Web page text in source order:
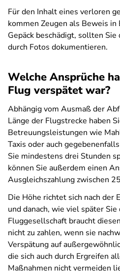
Für den Inhalt eines verloren
kommen Zeugen als Beweis
Gepäck beschädigt, sollten
durch Fotos dokumentieren.
Welche Ansprüche
Flug verspätet war?
Abhängig vom Ausmaß der
Länge der Flugstrecke haben
Betreuungsleistungen wie
Taxis oder auch
Sie mindestens drei Stunden
können Sie außerdem einen
Ausgleichszahlung zwischen
Die Höhe richtet sich nach der
und danach, wie viel später
Fluggesellschaft braucht
nicht zu zahlen, wenn sie
Verspätung auf
die sich auch durch Ergreifen
Maßnahmen nicht vermeiden